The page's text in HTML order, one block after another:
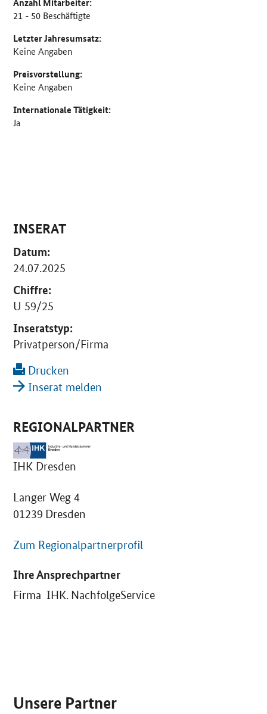
21 - 50 Beschäftigte
Letzter Jahresumsatz:
Keine Angaben
Preisvorstellung:
Keine Angaben
Internationale Tätigkeit:
Ja
INSERAT
Datum:
24.07.2025
Chiffre:
U 59/25
Inseratstyp:
Privatperson/Firma
Drucken
Inserat melden
REGIONALPARTNER
IHK Dresden
Langer Weg 4
01239 Dresden
Zum Regionalpartnerprofil
Ihre Ansprechpartner
Firma IHK. NachfolgeService
Unsere Partner